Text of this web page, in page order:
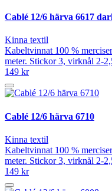
Cablé 12/6 härva 6617
Kinna textil
Kabeltvinnat 100 %
meter. Stickor 3, virknål 2-
149 kr
Cablé 12/6 härva 6710
Kinna textil
Kabeltvinnat 100 %
meter. Stickor 3, virknål 2-
149 kr